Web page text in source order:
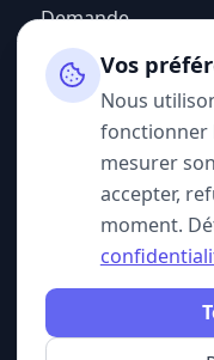
Demande
d'information
Espace admin
SUIVEZ-
Vos
Nous
fonctionner
mesurer
accepter,
moment.